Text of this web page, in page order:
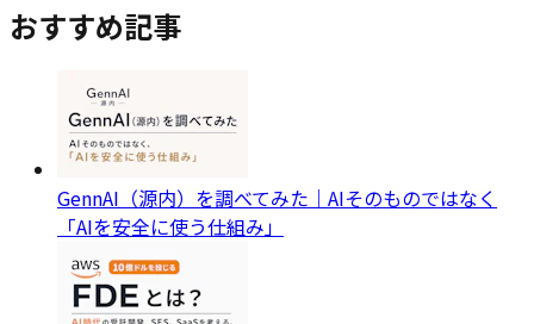
おすすめ記事
GennAI（源内）を調べてみた｜AIそのものではなく
「AIを安全に使う仕組み」